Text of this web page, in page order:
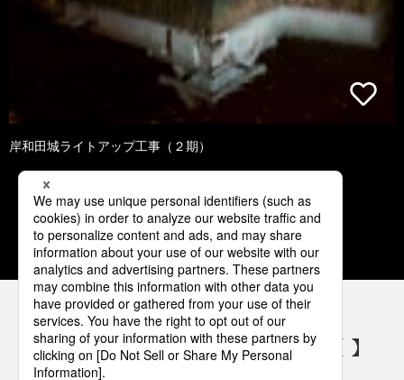
岸和田城ライトアップ工事（２期）
1 2 3 4 5
パナソニックの電気設備 SNSアカウント